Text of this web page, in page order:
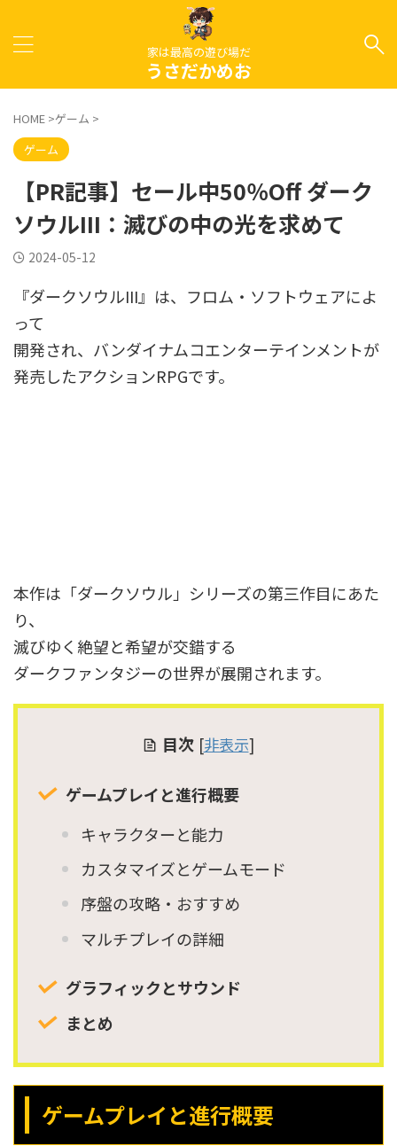
家は最高の遊び場だ
うさだかめお
HOME >ゲーム >
ゲーム
【PR記事】セール中50％Off ダーク
ソウルIII：滅びの中の光を求めて
2024-05-12
『ダークソウルIII』は、フロム・ソフトウェアによ
って
開発され、バンダイナムコエンターテインメントが
発売したアクションRPGです。
本作は「ダークソウル」シリーズの第三作目にあた
り、
滅びゆく絶望と希望が交錯する
ダークファンタジーの世界が展開されます。
目次 [非表示]
ゲームプレイと進行概要
キャラクターと能力
カスタマイズとゲームモード
序盤の攻略・おすすめ
マルチプレイの詳細
グラフィックとサウンド
まとめ
ゲームプレイと進行概要